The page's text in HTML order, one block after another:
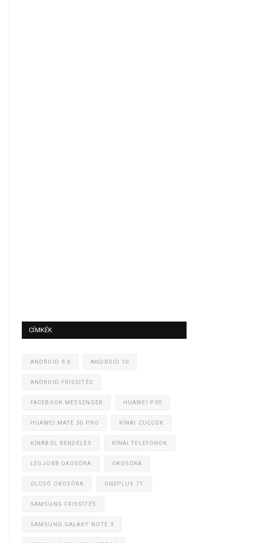
CÍMKÉK
ANDROID 9.0 ANDROID 10
ANDROID FRISSÍTÉS
FACEBOOK MESSENGER HUAWEI P30
HUAWEI MATE 30 PRO KÍNAI CUCCOK
KÍNÁBÓL RENDELÉS KÍNAI TELEFONOK
LEGJOBB OKOSÓRA OKOSÓRA
OLCSÓ OKOSÓRA ONEPLUS 7T
SAMSUNG FRISSÍTÉS
SAMSUNG GALAXY NOTE 9